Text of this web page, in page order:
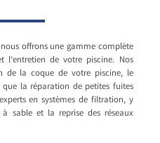
offrons une gamme complète
de votre piscine. Nos
de la coque de votre piscine, le
la réparation de petites fuites
en systèmes de filtration, y
sable et la reprise des réseaux